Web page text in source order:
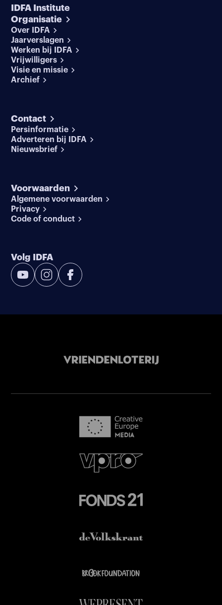
IDFA Institute
Organisatie
Over IDFA
Jaarverslagen
Werken bij IDFA
Vrijwilligers
Visie en missie
Archief
Contact
Persinformatie
Adverteren bij IDFA
Nieuwsbrief
Voorwaarden
Algemene voorwaarden
Privacy
Code of conduct
Volg IDFA